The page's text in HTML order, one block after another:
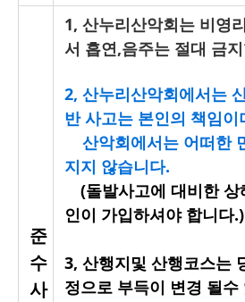
준
수
사
1, 산누리산악회는 비영
서 흡연,음주는 절대 금
2, 산누리산악회에서는
반 사고는 본인의 책임이
산악회에서는 어떠한
지지 않습니다.
(돌발사고에 대비한
인이 가입하셔야 합니다.)
3, 산행지및 산행코스는
정으로 부득이 변경 될수